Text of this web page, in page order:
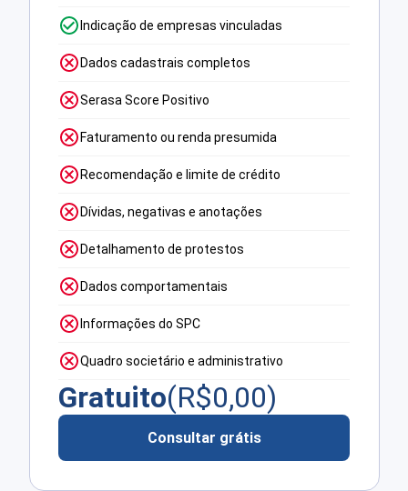
Indicação de empresas vinculadas
Dados cadastrais completos
Serasa Score Positivo
Faturamento ou renda presumida
Recomendação e limite de crédito
Dívidas, negativas e anotações
Detalhamento de protestos
Dados comportamentais
Informações do SPC
Quadro societário e administrativo
Gratuito(R$0,00)
Consultar grátis